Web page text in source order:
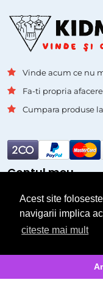
Acest site
navigarii implica
citeste mai mult
Vinde acum ce nu
Fa-ti propria afacere
Cumpara produse
Contul meu
Autentificare
Inregistrare
Pagini
Asistenta
Cauta